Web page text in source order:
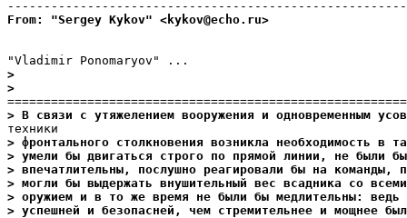
From: "Sergey Kykov" <kykov@echo.ru>
>
>
> В связи с утяжелением вооружения и одновременным
> фронтального столкновения возникла необходимость в
> умели бы двигаться строго по прямой линии, не были
> впечатлительны, послушно реагировали бы на команды,
> могли бы выдержать внушительный вес всадника со
> оружием и в то же время не были бы медлительны: ведь
> успешней и безопасней, чем стремительнее и мощнее